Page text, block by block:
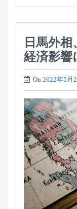
日馬外
経済影響
On 2022年5月